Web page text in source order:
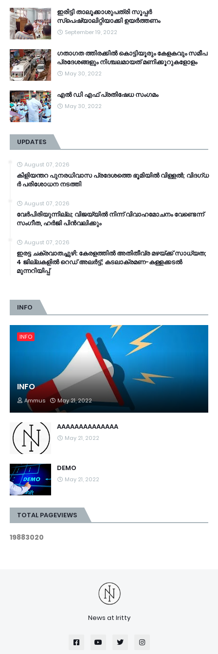
ഇരിട്ടി താലൂക്കാശുപത്രി സൂപ്പർ
സ്‌പെഷ്യാലിറ്റിയാക്കി ഉയർത്തണം
September 19, 2022
ഗതാഗത ത്തിരക്കിൽ കൊട്ടിയൂരും കേളകവും സമീപ
പ്രദേശങ്ങളും നിശ്ചലമായത് മണിക്കൂറുകളോളം
May 30, 2022
എൽ ഡി എഫ് പ്രതിഷേധ സംഗമം
May 30, 2022
UPDATES
August 07, 2026
കി​ളി​യ​ന്ത​റ പു​ന​ര​ധി​വാ​സ പ്രദേശത്തെ ഭൂ​മി​യി​ൽ വി​ള്ള​ൽ; വി​ദ​ഗ്ധ​
ർ പ​രി​ശോ​ധ​ന ന​ട​ത്തി
August 07, 2026
വേർപിരിയുന്നില്ല; വിജയ്‍യിൽ നിന്ന് വിവാഹമോചനം വേണ്ടെന്ന്
സംഗീത, ഹർജി പിൻവലിക്കും
August 07, 2026
ഇരട്ട ചക്രവാതച്ചുഴി: കേരളത്തിൽ അതിതീവ്ര മഴയ്ക്ക് സാധ്യത;
4 ജില്ലകളിൽ റെഡ് അലർട്ട്; കടലാക്രമണ-കള്ളക്കടൽ
മുന്നറിയിപ്പ്
INFO
INFO
INFO
Ammus May 21, 2022
AAAAAAAAAAAAAA
May 21, 2022
DEMO
May 21, 2022
TOTAL PAGEVIEWS
19883020
News at Iritty